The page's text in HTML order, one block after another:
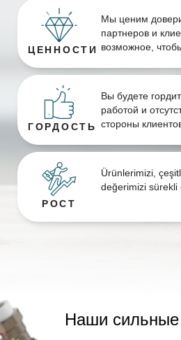
ЦЕННОСТИ
Мы ценим
партнеров и
возможное,
ГОРДОСТЬ
Вы будете
работой и
стороны
РОСТ
Ürünlerimizi,
değerimizi sürekli
Наши сильные